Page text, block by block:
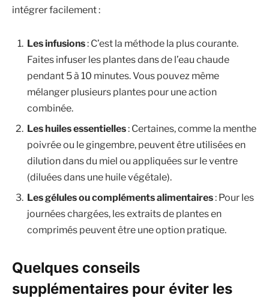
intégrer facilement :
Les infusions: C’est la méthode la plus courante.
Faites infuser les plantes dans de l’eau chaude
pendant 5 à 10 minutes. Vous pouvez même
mélanger plusieurs plantes pour une action
combinée.
Les huiles essentielles: Certaines, comme la menthe
poivrée ou le gingembre, peuvent être utilisées en
dilution dans du miel ou appliquées sur le ventre
(diluées dans une huile végétale).
Les gélules ou compléments alimentaires: Pour les
journées chargées, les extraits de plantes en
comprimés peuvent être une option pratique.
Quelques conseils
supplémentaires pour éviter les